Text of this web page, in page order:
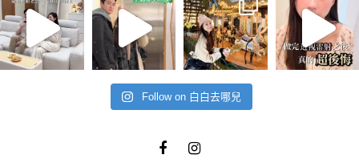
Follow on 白白去哪兒